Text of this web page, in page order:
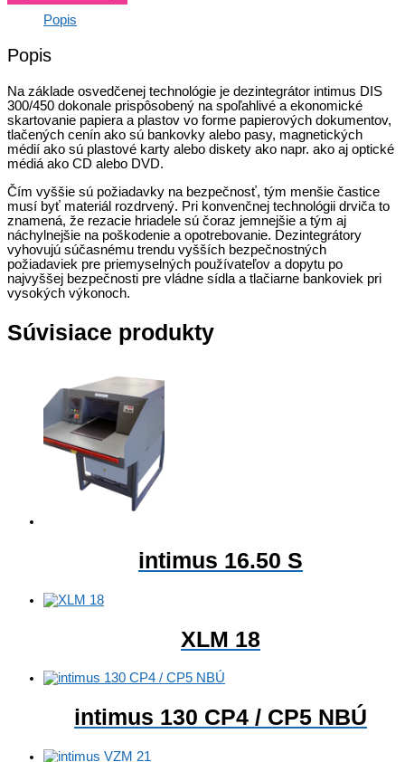
Popis
Popis
Na základe osvedčenej technológie je dezintegrátor intimus DIS
300/450 dokonale prispôsobený na spoľahlivé a ekonomické
skartovanie papiera a plastov vo forme papierových dokumentov,
tlačených cenín ako sú bankovky alebo pasy, magnetických
médií ako sú plastové karty alebo diskety ako napr. ako aj optické
médiá ako CD alebo DVD.
Čím vyššie sú požiadavky na bezpečnosť, tým menšie častice
musí byť materiál rozdrvený. Pri konvenčnej technológii drviča to
znamená, že rezacie hriadele sú čoraz jemnejšie a tým aj
náchylnejšie na poškodenie a opotrebovanie. Dezintegrátory
vyhovujú súčasnému trendu vyšších bezpečnostných
požiadaviek pre priemyselných používateľov a dopytu po
najvyššej bezpečnosti pre vládne sídla a tlačiarne bankoviek pri
vysokých výkonoch.
Súvisiace produkty
intimus 16.50 S
XLM 18
intimus 130 CP4 / CP5 NBÚ